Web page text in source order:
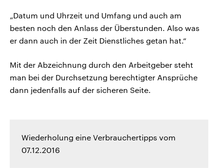
„Datum und Uhrzeit und Umfang und auch am
besten noch den Anlass der Überstunden. Also was
er dann auch in der Zeit Dienstliches getan hat.“
Mit der Abzeichnung durch den Arbeitgeber steht
man bei der Durchsetzung berechtigter Ansprüche
dann jedenfalls auf der sicheren Seite.
Wiederholung eine Verbrauchertipps vom
07.12.2016